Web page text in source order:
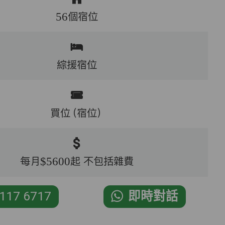
56個宿位
綜援宿位
買位（宿位）
每月$5600起 不包括雜費
6717 即時對話